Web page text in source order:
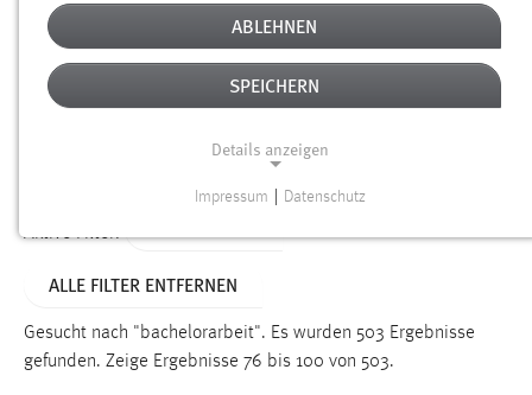
Erstellungsdatum
Alter
Aktive Filter:
ALLE FILTER ENTFERNEN
Gesucht nach "bachelorarbeit". Es wurden 503 Ergebnisse
gefunden. Zeige Ergebnisse 76 bis 100 von 503.
ABLEHNEN
SPEICHERN
Details anzeigen
Funktionen und sind für die einwandfreie Funktion der
Einverständnis
Impressum Datenschutz